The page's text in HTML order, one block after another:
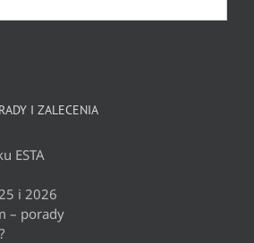
I ZALECENIA
ESTA
i 2026
– porady